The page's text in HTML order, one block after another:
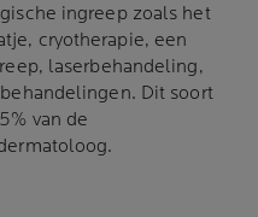
ingreep zoals het
cryotherapie, een
laserbehandeling,
Dit soort
van de